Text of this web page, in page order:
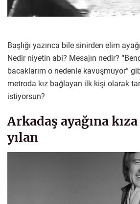
Başlığı yazınca bile sinirden elim
Nedir niyetin abi? Mesajın nedir?
bacaklarım o nedenle kavuşmuyor”
metroda kız bağlayan ilk kişi olarak
istiyorsun?
Arkadaş ayağına
yılan